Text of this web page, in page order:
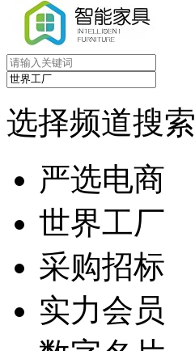
选择频道搜索
严选电商
世界工厂
采购招标
实力会员